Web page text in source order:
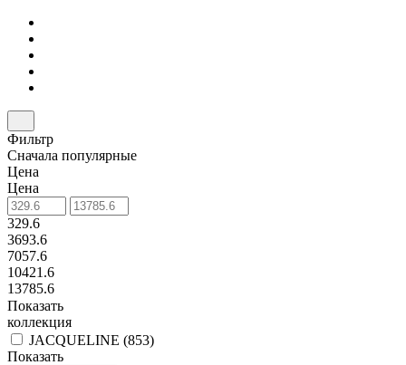
Фильтр
Сначала популярные
Цена
Цена
329.6
3693.6
7057.6
10421.6
13785.6
Показать
коллекция
JACQUELINE (853)
Показать